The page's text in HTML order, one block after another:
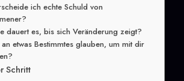
ich echte Schuld von
dauert es, bis sich Veränderung zeigt?
etwas Bestimmtes glauben, um mit dir
Schritt